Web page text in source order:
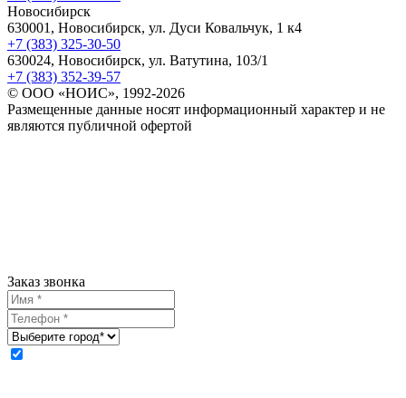
Новосибирск
630001, Новосибирск, ул. Дуси Ковальчук, 1 к4
+7 (383) 325-30-50
630024, Новосибирск, ул. Ватутина, 103/1
+7 (383) 352-39-57
© ООО «НОИС», 1992-2026
Размещенные данные носят информационный характер и не
являются публичной офертой
Заказ звонка